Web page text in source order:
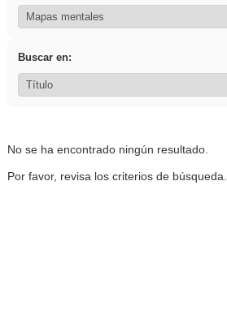
Buscar en:
No se ha encontrado ningún resultado.
Por favor, revisa los criterios de búsqueda.